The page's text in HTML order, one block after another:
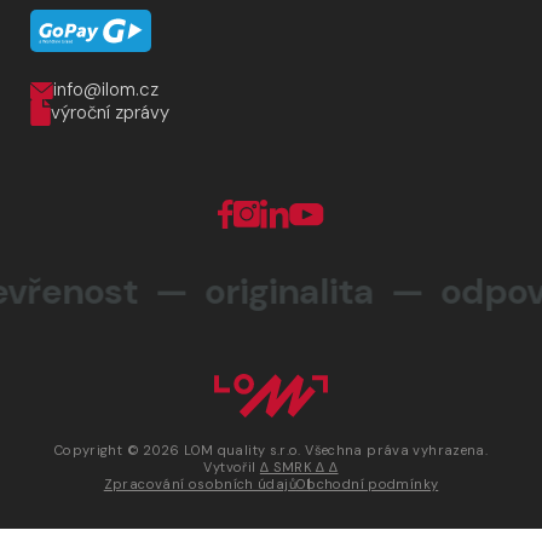
info@ilom.cz
výroční zprávy
— originalita —
Copyright © 2026 LOM quality s.r.o. Všechna práva vyhrazena.
Vytvořil ∆ SMRK ∆ ∆
Zpracování osobních údajůObchodní podmínky